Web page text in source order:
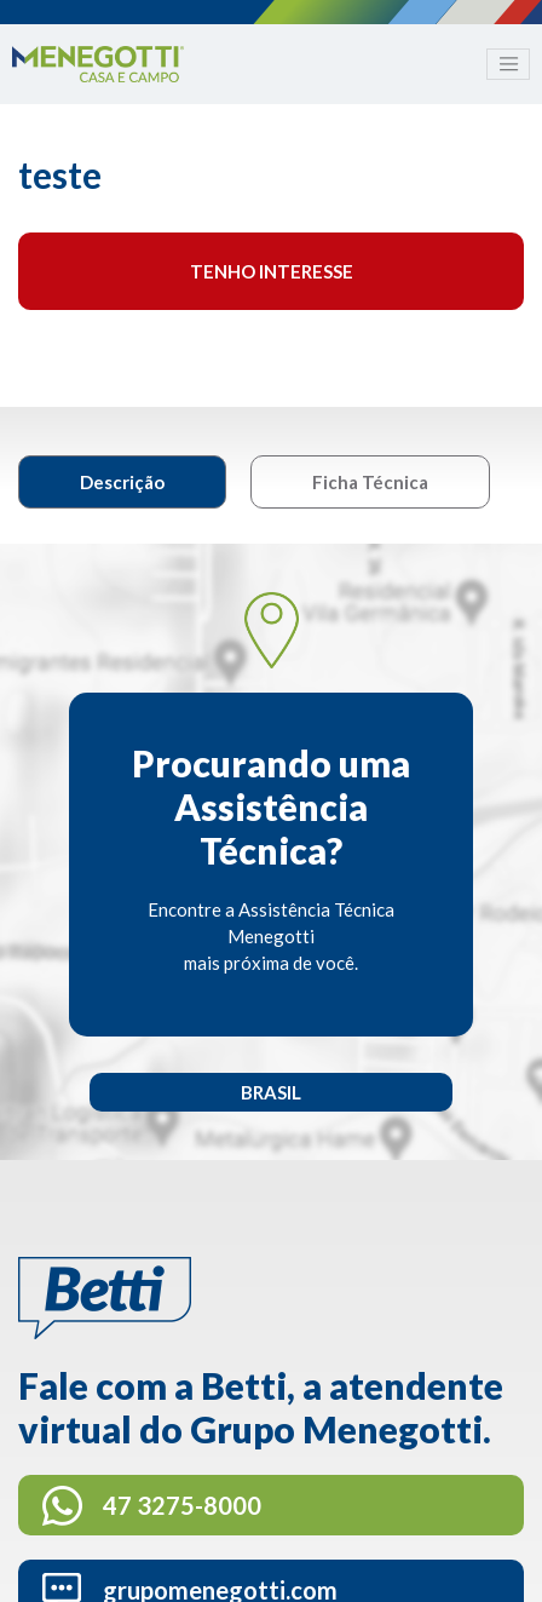
teste
TENHO INTERESSE
Descrição Ficha Técnica
Procurando uma
Assistência
Técnica?
Encontre a Assistência Técnica
Menegotti
mais próxima de você.
BRASIL
Fale com a Betti, a atendente
virtual do Grupo Menegotti.
47 3275-8000
grupomenegotti.com